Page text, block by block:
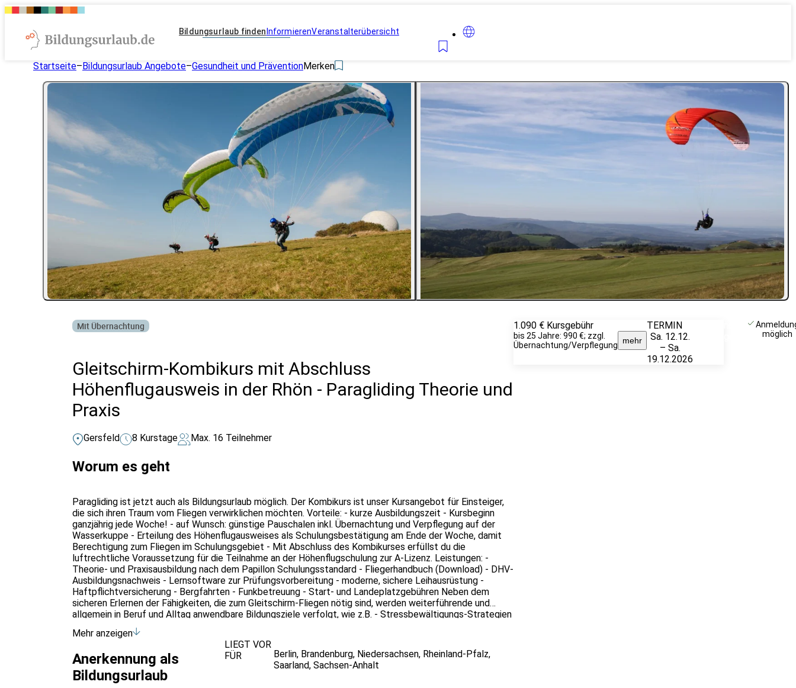
Bildungsurlaub finden InformierenVeranstalterübersicht
Startseite–Bildungsurlaub Angebote–Gesundheit und PräventionMerken
Mit Übernachtung
Gleitschirm-Kombikurs mit Abschluss
Höhenflugausweis in der Rhön - Paragliding Theorie und
Praxis
Gersfeld 8 Kurstage Max. 16 Teilnehmer
Worum es geht
Paragliding ist jetzt auch als Bildungsurlaub möglich. Der Kombikurs ist unser Kursangebot für Einsteiger,
die sich ihren Traum vom Fliegen verwirklichen möchten. Vorteile: - kurze Ausbildungszeit - Kursbeginn
ganzjährig jede Woche! - auf Wunsch: günstige Pauschalen inkl. Übernachtung und Verpflegung auf der
Wasserkuppe - Erteilung des Höhenflugausweises als Schulungsbestätigung am Ende der Woche, damit
Berechtigung zum Fliegen im Schulungsgebiet - Mit Abschluss des Kombikurses erfüllst du die
luftrechtliche Voraussetzung für die Teilnahme an der Höhenflugschulung zur A-Lizenz. Leistungen: -
Theorie- und Praxisausbildung nach dem Papillon Schulungsstandard - Fliegerhandbuch (Download) - DHV-
Ausbildungsnachweis - Lernsoftware zur Prüfungsvorbereitung - moderne, sichere Leihausrüstung -
Haftpflichtversicherung - Bergfahrten - Funkbetreuung - Start- und Landeplatzgebühren Neben dem
sicheren Erlernen der Fähigkeiten, die zum Gleitschirm-Fliegen nötig sind, werden weiterführende und
allgemein in Beruf und Alltag anwendbare Bildungsziele verfolgt, wie z.B. - Stressbewältigungs-Strategien
- Umgang mit Angst - Menschliches Leistungsvermögen - Mentales Training - Teambildung und
Sozialkompetenzen - Mentale Stärke - Selbstvertrauen, etc. JETZT NEU: Der Kombikurs ist nicht nur in
der Rhön, sondern auch an unserem Standort im Sauerland (Elpe) anerkannt und kann damit erstmals auch
an diesem Standort als Bildungsurlaub absolviert werden! In Berlin, Brandenburg, Niedersachsen,
Rheinland-Pfalz, Sachsen-Anhalt und dem Saarland ist jetzt auch die zweite Kurswoche
(Höhenflugschulung) in Südtirol als Bildungsurlaub anerkannt. Damit ist es erstmals möglich, die A-Lizenz
Mehr anzeigen
Anerkennung als
Bildungsurlaub
LIEGT VOR
FÜR
Berlin, Brandenburg, Niedersachsen, Rheinland-Pfalz,
Saarland, Sachsen-Anhalt
1.090 € Kursgebühr
bis 25 Jahre: 990 €; zzgl.
Übernachtung/Verpflegung
mehr
TERMIN
Sa. 12.12.
– Sa.
19.12.2026
möglich